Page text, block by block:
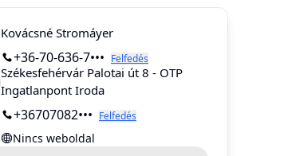
Kovácsné Stromáyer
+36-70-636-7••• Felfedés
Székesfehérvár Palotai út 8 - OTP
Ingatlanpont Iroda
+36707082••• Felfedés
Nincs weboldal